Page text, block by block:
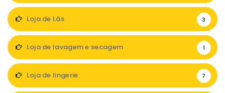
Loja de Lãs 3
Loja de lavagem e secagem 1
Loja de lingerie 7